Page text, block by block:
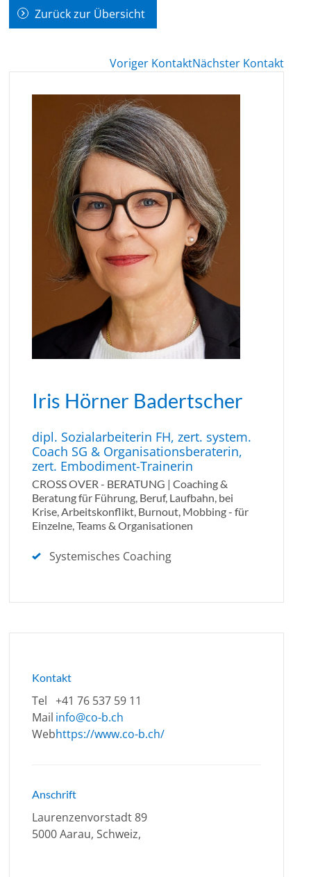
Zurück zur Übersicht
Voriger KontaktNächster Kontakt
Iris Hörner Badertscher
dipl. Sozialarbeiterin FH, zert. system.
Coach SG & Organisationsberaterin,
zert. Embodiment-Trainerin
CROSS OVER - BERATUNG | Coaching &
Beratung für Führung, Beruf, Laufbahn, bei
Krise, Arbeitskonflikt, Burnout, Mobbing - für
Einzelne, Teams & Organisationen
Systemisches Coaching
Kontakt
Tel +41 76 537 59 11
Mail info@co-b.ch
Webhttps://www.co-b.ch/
Anschrift
Laurenzenvorstadt 89
5000 Aarau, Schweiz,